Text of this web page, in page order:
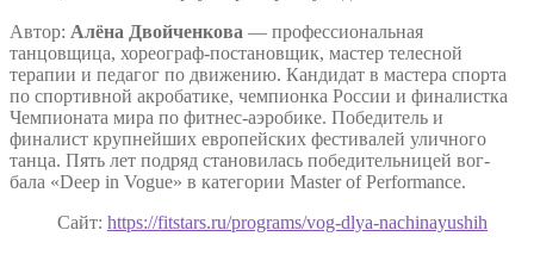
Автор: Алёна Двойченкова — профессиональная
танцовщица, хореограф-постановщик, мастер телесной
терапии и педагог по движению. Кандидат в мастера спорта
по спортивной акробатике, чемпионка России и финалистка
Чемпионата мира по фитнес-аэробике. Победитель и
финалист крупнейших европейских фестивалей уличного
танца. Пять лет подряд становилась победительницей вог-
бала «Deep in Vogue» в категории Master of Performance.
Сайт: https://fitstars.ru/programs/vog-dlya-nachinayushih